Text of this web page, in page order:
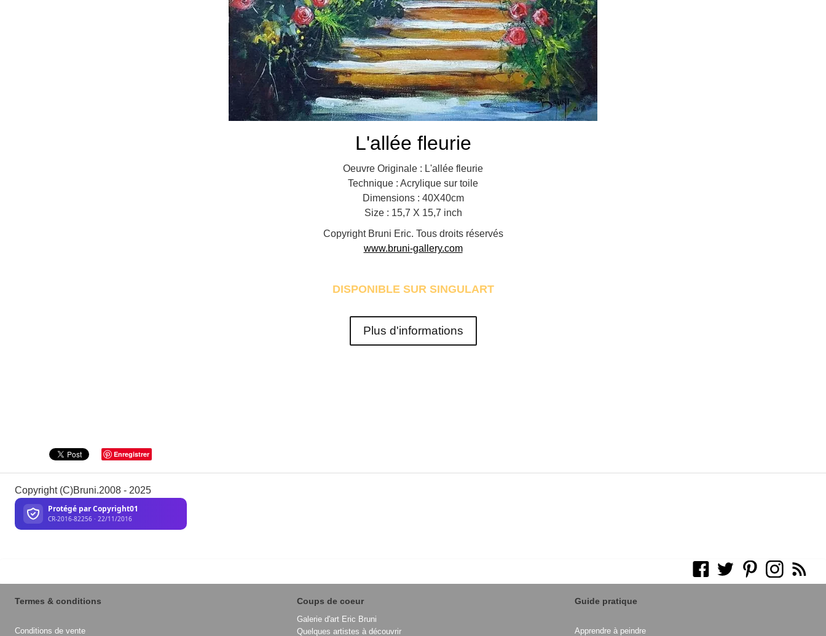
L'allée fleurie
Oeuvre Originale : L'allée fleurie
Technique : Acrylique sur toile
Dimensions : 40X40cm
Size : 15,7 X 15,7 inch
Copyright Bruni Eric. Tous droits réservés
www.bruni-gallery.com
DISPONIBLE SUR SINGULART
Plus d'informations
Enregistrer
Copyright (C)Bruni.2008 - 2025
Termes & conditions
Conditions de vente
Coups de coeur
Galerie d'art Eric Bruni
Quelques artistes à découvrir
Guide pratique
Apprendre à peindre